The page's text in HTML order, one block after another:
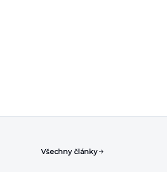
Všechny články